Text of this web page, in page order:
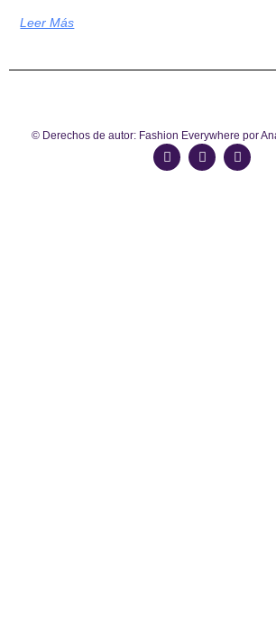
Leer Más
© Derechos de autor: Fashion Everywhere por